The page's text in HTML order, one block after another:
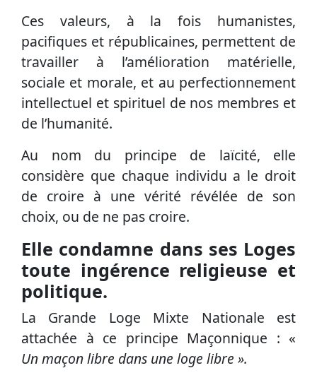
Ces valeurs, à la fois humanistes,
pacifiques et républicaines, permettent de
travailler à l’amélioration matérielle,
sociale et morale, et au perfectionnement
intellectuel et spirituel de nos membres et
de l’humanité.
Au nom du principe de laïcité, elle
considère que chaque individu a le droit
de croire à une vérité révélée de son
choix, ou de ne pas croire.
Elle condamne dans ses Loges
toute ingérence religieuse et
politique.
La Grande Loge Mixte Nationale est
attachée à ce principe Maçonnique : «
Un maçon libre dans une loge libre ».